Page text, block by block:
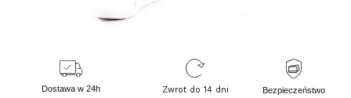
Dostawa w 24h
Zwrot do 14 dni
Bezpieczeństwo